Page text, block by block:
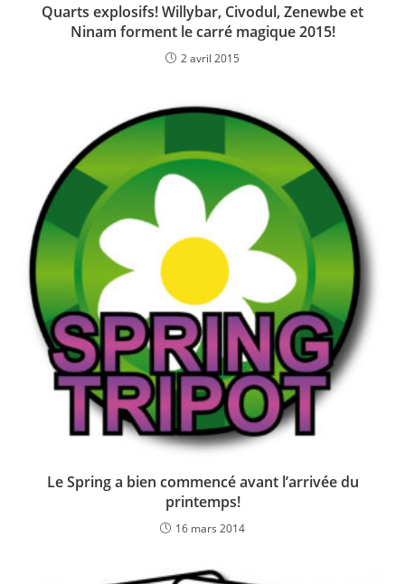
Quarts explosifs! Willybar, Civodul, Zenewbe et
Ninam forment le carré magique 2015!
2 avril 2015
Le Spring a bien commencé avant l’arrivée du
printemps!
16 mars 2014